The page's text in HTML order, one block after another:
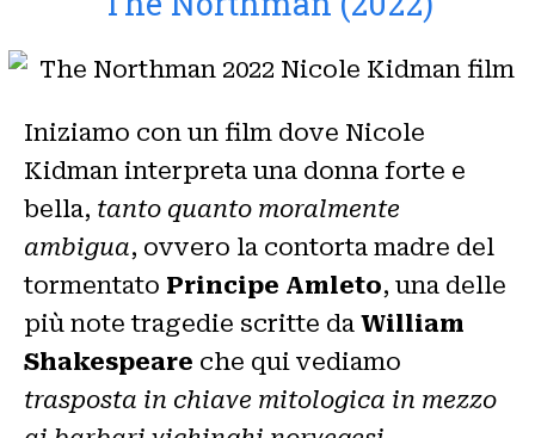
Iniziamo con un film dove Nicole
Kidman interpreta una donna forte e
bella, tanto quanto moralmente
ambigua, ovvero la contorta madre del
tormentato Principe Amleto, una delle
più note tragedie scritte da William
Shakespeare che qui vediamo
trasposta in chiave mitologica in mezzo